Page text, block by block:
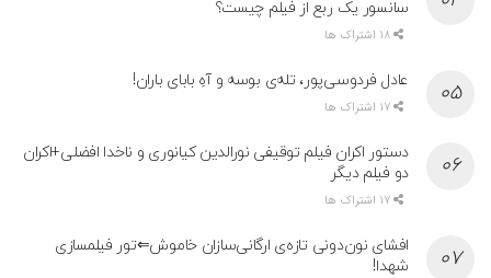
سانسور یک ربع از فیلم چیست؟
عادل فردوسی‌پور، تله‌ی بوسه و آهِ بابای باران!
دستور اکران فیلم توقیفی نورالدین کیانوری و ناخدا افضلی+اکران
دو فیلم دیگر
افشای نون‌دونی تازه‌ی ارگانی‌سازان خاموش⇐تور فیلمسازی
شهدا!